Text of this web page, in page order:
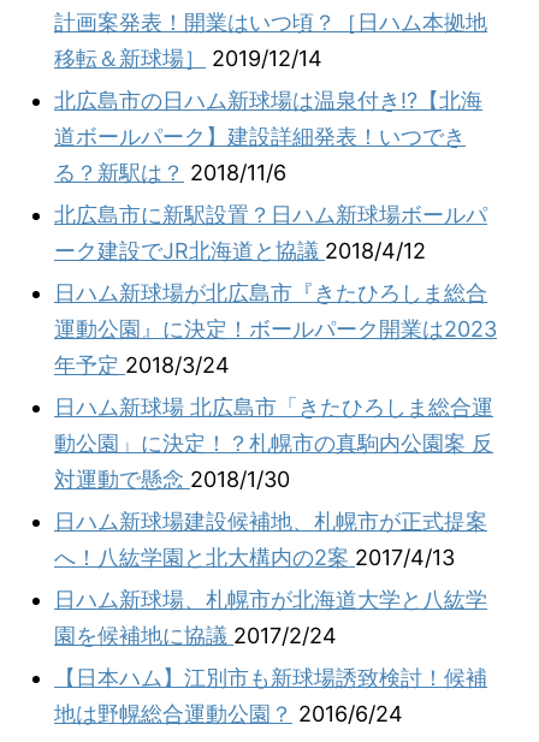
計画案発表！開業はいつ頃？［日ハム本拠地
移転＆新球場］
2019/12/14
北広島市の日ハム新球場は温泉付き!?【北海
道ボールパーク】建設詳細発表！いつでき
る？新駅は？ 2018/11/6
北広島市に新駅設置？日ハム新球場ボールパ
ーク建設でJR北海道と協議 2018/4/12
日ハム新球場が北広島市『きたひろしま総合
運動公園』に決定！ボールパーク開業は2023
年予定 2018/3/24
日ハム新球場 北広島市「きたひろしま総合運
動公園」に決定！？札幌市の真駒内公園案 反
対運動で懸念 2018/1/30
日ハム新球場建設候補地、札幌市が正式提案
へ！八紘学園と北大構内の2案 2017/4/13
日ハム新球場、札幌市が北海道大学と八紘学
園を候補地に協議 2017/2/24
【日本ハム】江別市も新球場誘致検討！候補
地は野幌総合運動公園？ 2016/6/24